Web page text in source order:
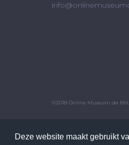
Deze website maakt gebruikt
©2018 Online Museum de